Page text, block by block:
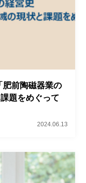
肥前陶磁器業の
題をめぐって
2024.06.13